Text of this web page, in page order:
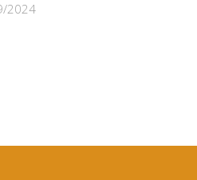
2024